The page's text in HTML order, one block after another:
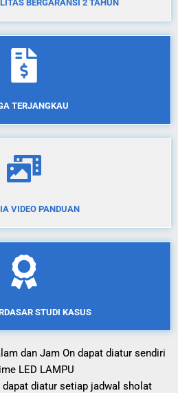
BERGARANSI 2 TAHUN
TERJANGKAU
VIDEO PANDUAN
STUDI KASUS
dan Jam On dapat diatur sendiri
LED LAMPU
diatur setiap jadwal sholat